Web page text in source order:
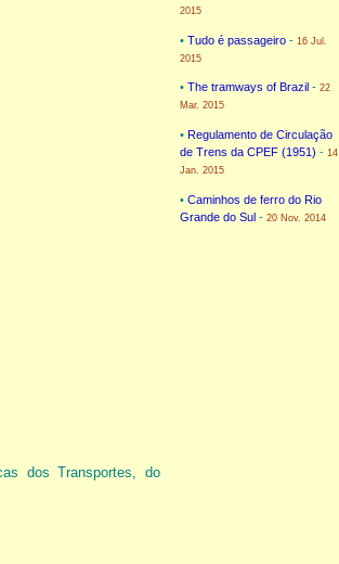
dos Transportes, do
2015
• Tudo é passageiro - 16 Jul.
2015
• The tramways of Brazil - 22
Mar. 2015
• Regulamento de Circulação
de Trens da CPEF (1951) - 14
Jan. 2015
• Caminhos de ferro do Rio
Grande do Sul - 20 Nov. 2014